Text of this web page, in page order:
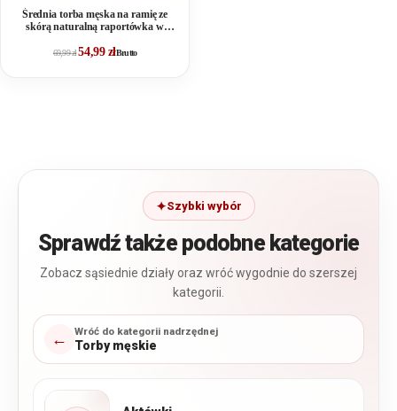
Średnia torba męska na ramię ze
skórą naturalną raportówka w
69,99zł54,99 złBrutto
Szybki wybór
Sprawdź także podobne kategorie
Zobacz sąsiednie działy oraz wróć wygodnie do szerszej
kategorii.
← Wróć do kategorii nadrzędnej
Torby męskie